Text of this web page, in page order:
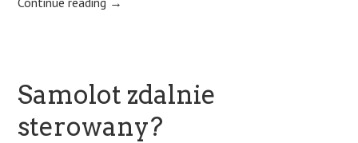
Samolot zdalnie
sterowany?